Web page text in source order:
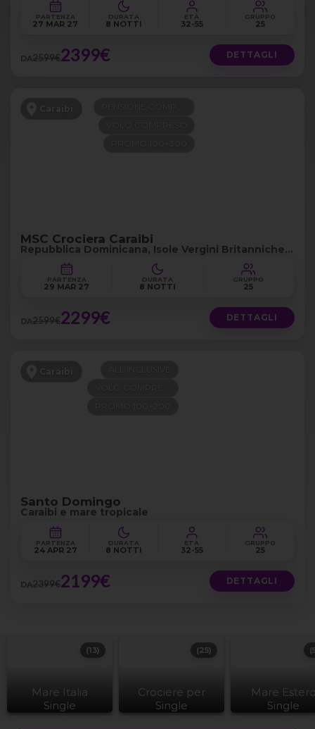
PARTENZA
27 MAR 27
DURATA
8 NOTTI
ETÀ
32-55
GRUPPO
25
DA2599€2399€ DETTAGLI
Caraibi
MSC Crociera Caraibi
Repubblica Dominicana, Isole Vergini Britanniche e
Piccole Antille
PARTENZA
29 MAR 27
DURATA
8 NOTTI
GRUPPO
25
DA2599€2299€ DETTAGLI
Caraibi
Santo Domingo
Caraibi e mare tropicale
PARTENZA
24 APR 27
DURATA
8 NOTTI
ETÀ
32-55
GRUPPO
25
DA2399€2199€ DETTAGLI
Mare Italia
Single
(13)
Crociere per
Single
(25)
Mare
Single